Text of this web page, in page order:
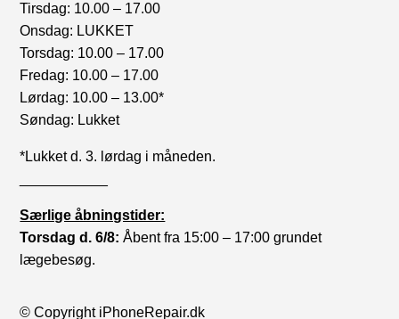
Tirsdag: 10.00 – 17.00
Onsdag: LUKKET
Torsdag: 10.00 – 17.00
Fredag: 10.00 – 17.00
Lørdag: 10.00 – 13.00*
Søndag: Lukket
*Lukket d. 3. lørdag i måneden.
Særlige åbningstider:
Torsdag d. 6/8: Åbent fra 15:00 – 17:00 grundet
lægebesøg.
© Copyright iPhoneRepair.dk